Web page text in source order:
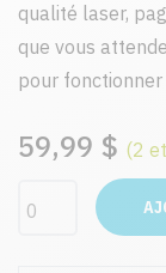
qualité laser,
que vous
pour
59,99 $ (2